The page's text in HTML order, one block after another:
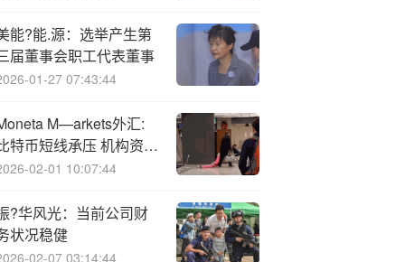
能?能.源：选举产生第
届董事会职工代表董事
01-27 07:43:44
M—arkets外汇:
特币短线承压 机构资金
撑走势
02-01 10:07:44
?华风光：当前公司财
状况稳健
02-07 03:14:44